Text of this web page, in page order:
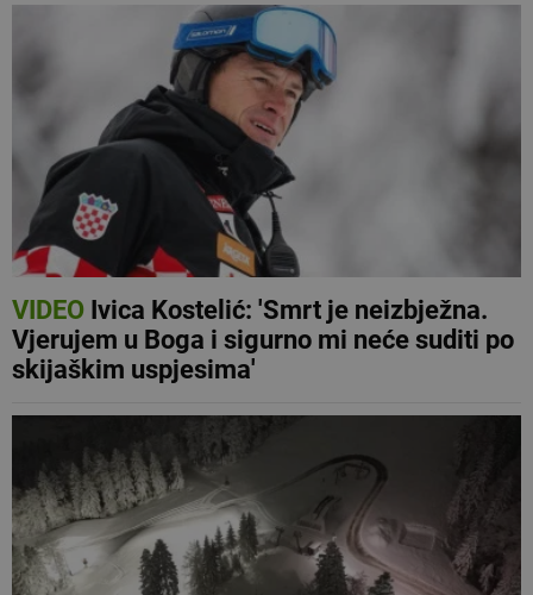
VIDEOIvica Kostelić: 'Smrt je neizbježna.
Vjerujem u Boga i sigurno mi neće suditi po
skijaškim uspjesima'